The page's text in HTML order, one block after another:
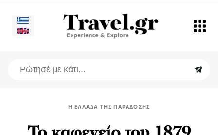
Η ΕΛΛΑΔΑ ΤΗΣ ΠΑΡΑΔΟΣΗΣ